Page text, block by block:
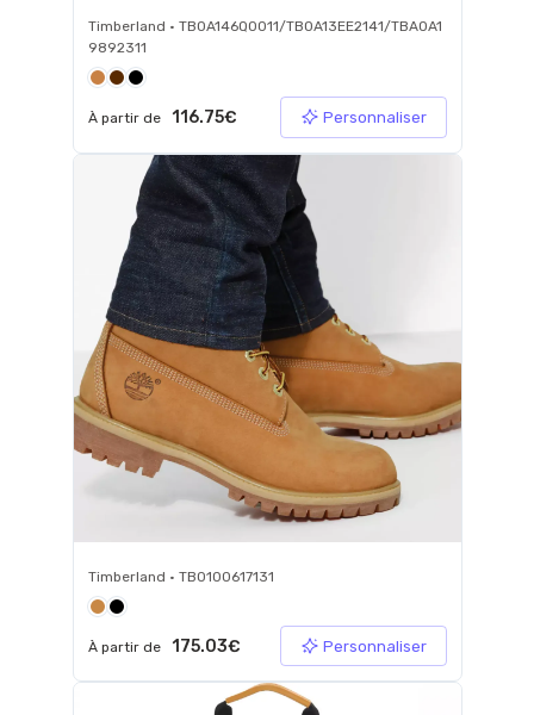
Timberland • TB0A146Q0011/TB0A13EE2141/TBA0A1
9892311
À partir de 116.75€ Personnaliser
Timberland • TB0100617131
À partir de 175.03€ Personnaliser